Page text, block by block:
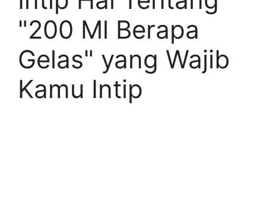
"200 Ml Berapa
Gelas" yang Wajib
Kamu Intip